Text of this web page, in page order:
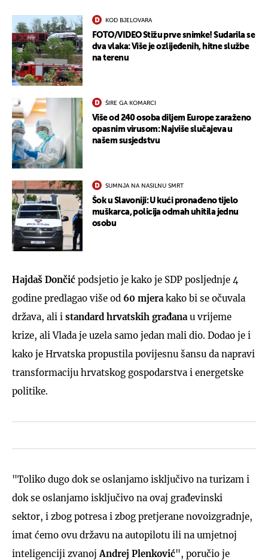
KOD BJELOVARA
FOTO/VIDEO Stižu prve snimke! Sudarila se
dva vlaka: Više je ozlijeđenih, hitne službe
na terenu
ŠIRE GA KOMARCI
Više od 240 osoba diljem Europe zaraženo
opasnim virusom: Najviše slučajeva u
našem susjedstvu
SUMNJA NA NASILNU SMRT
Šok u Slavoniji: U kući pronađeno tijelo
muškarca, policija odmah uhitila jednu
osobu
Hajdaš Dončić podsjetio je kako je SDP posljednje 4
godine predlagao više od 60 mjera kako bi se očuvala
država, ali i standard hrvatskih građana u vrijeme
krize, ali Vlada je uzela samo jedan mali dio. Dodao je i
kako je Hrvatska propustila povijesnu šansu da napravi
transformaciju hrvatskog gospodarstva i energetske
politike.
"Toliko dugo dok se oslanjamo isključivo na turizam i
dok se oslanjamo isključivo na ovaj građevinski
sektor, i zbog potresa i zbog pretjerane novoizgradnje,
imat ćemo ovu državu na autopilotu ili na umjetnoj
inteligenciji zvanoj Andrej Plenković", poručio je